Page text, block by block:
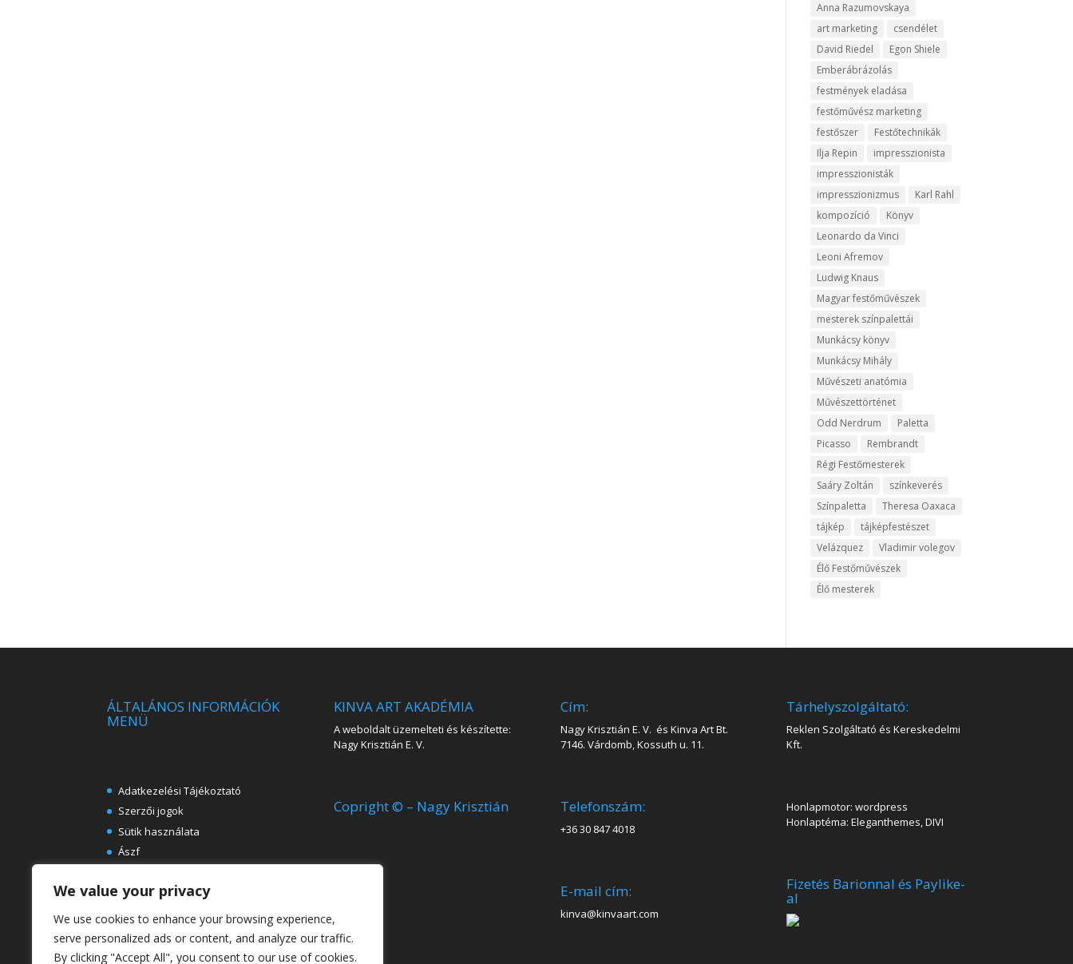
We value your privacy
We use cookies to enhance your browsing experience,
serve personalized ads or content, and analyze our traffic.
By clicking "Accept All", you consent to our use of cookies.
Anna Razumovskaya
art marketing
csendélet
David Riedel
Egon Shiele
Emberábrázolás
festmények eladása
festőművész marketing
festőszer
Festőtechnikák
Ilja Repin
impresszionista
impresszionisták
impresszionizmus
Karl Rahl
kompozíció
Könyv
Leonardo da Vinci
Leoni Afremov
Ludwig Knaus
Magyar festőművészek
mesterek színpalettái
Munkácsy könyv
Munkácsy Mihály
Művészeti anatómia
Művészettörténet
Odd Nerdrum
Paletta
Picasso
Rembrandt
Régi Festőmesterek
Saáry Zoltán
színkeverés
Színpaletta
Theresa Oaxaca
tájkép
tájképfestészet
Velázquez
Vladimir volegov
Élő Festőművészek
Élő mesterek
ÁLTALÁNOS INFORMÁCIÓK
MENÜ
Adatkezelési Tájékoztató
Szerzői jogok
Sütik használata
Ászf
Ingyenes e-könyvek festészeti
Rólunk
KINVA ART AKADÉMIA
A weboldalt üzemelteti és készítette:
Nagy Krisztián E. V.
Copright © – Nagy Krisztián
Cím:
Nagy Krisztián E. V. és Kinva Art Bt.
7146. Várdomb, Kossuth u. 11.
Telefonszám:
+36 30 847 4018
E-mail cím:
kinva@kinvaart.com
Tárhelyszolgáltató:
Reklen Szolgáltató és Kereskedelmi
Kft.
Honlapmotor: wordpress
Honlaptéma: Eleganthemes, DIVI
Fizetés Barionnal és Paylike-
al